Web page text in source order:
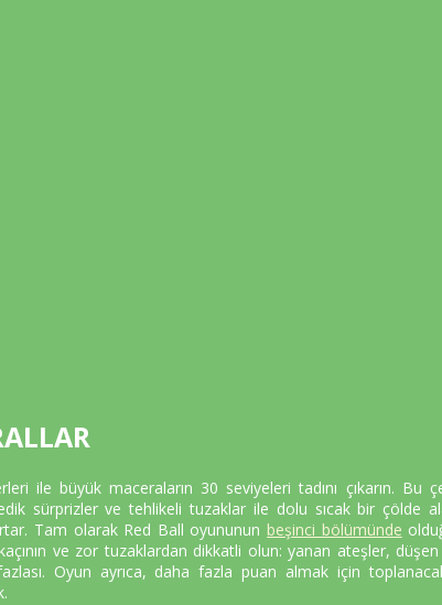
ile büyük maceraların 30 seviyeleri tadını çıkarın. Bu
sürprizler ve tehlikeli tuzaklar ile dolu sıcak bir çölde
Tam olarak Red Ball oyununun beşinci bölümünde
ve zor tuzaklardan dikkatli olun: yanan ateşler,
Oyun ayrıca, daha fazla puan almak için